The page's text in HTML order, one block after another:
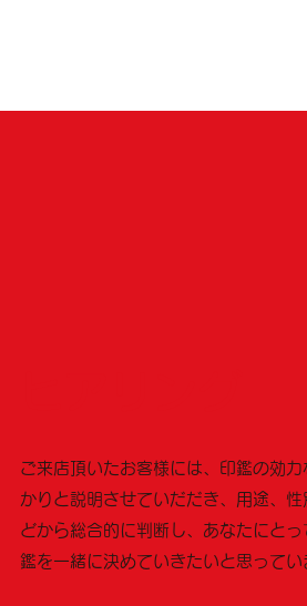
ご来店頂いたお客様には、印鑑の効
かりと説明させていだだき、用途、性
どから総合的に判断し、あなたにとっ
鑑を一緒に決めていきたいと思ってい